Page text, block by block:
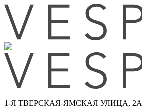
1-Я ТВЕРСКАЯ-ЯМСКАЯ УЛИЦА, 2А